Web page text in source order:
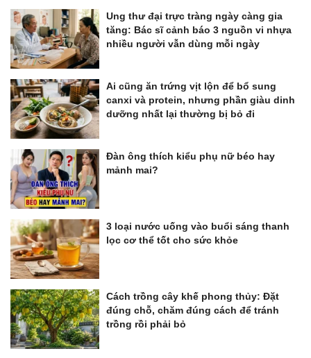
Ung thư đại trực tràng ngày càng gia
tăng: Bác sĩ cảnh báo 3 nguồn vi nhựa
nhiều người vẫn dùng mỗi ngày
Ai cũng ăn trứng vịt lộn để bổ sung
canxi và protein, nhưng phần giàu dinh
dưỡng nhất lại thường bị bỏ đi
Đàn ông thích kiểu phụ nữ béo hay
mảnh mai?
3 loại nước uống vào buổi sáng thanh
lọc cơ thể tốt cho sức khỏe
Cách trồng cây khế phong thủy: Đặt
đúng chỗ, chăm đúng cách để tránh
trồng rồi phải bỏ